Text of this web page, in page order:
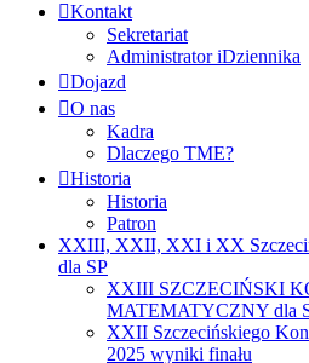
Kontakt
Sekretariat
Administrator iDziennika
Dojazd
O nas
Kadra
Dlaczego TME?
Historia
Historia
Patron
XXIII, XXII, XXI i XX
dla SP
XXIII SZCZECIŃSKI
MATEMATYCZNY dla
XXII Szczecińskiego
2025 wyniki finału